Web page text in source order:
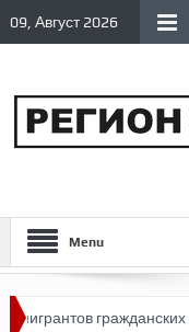
09, Август 2026
Menu
гражданских прав